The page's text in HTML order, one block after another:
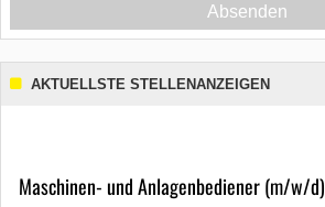
Absenden
AKTUELLSTE STELLENANZEIGEN
Maschinen- und Anlagenbediener (m/w/d)